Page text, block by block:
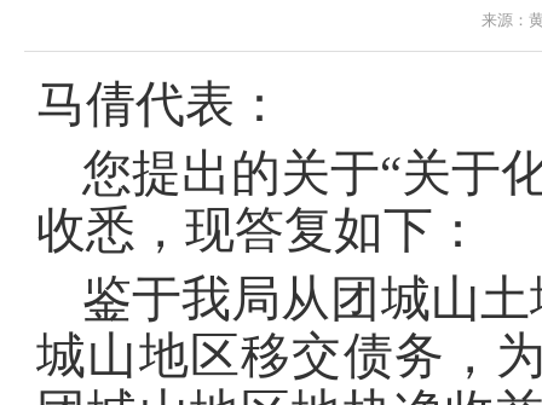
来源：
马倩代表：
您提出的关于“关于
收悉，现答复如下：
鉴于我局从团城山
城山地区移交债务，